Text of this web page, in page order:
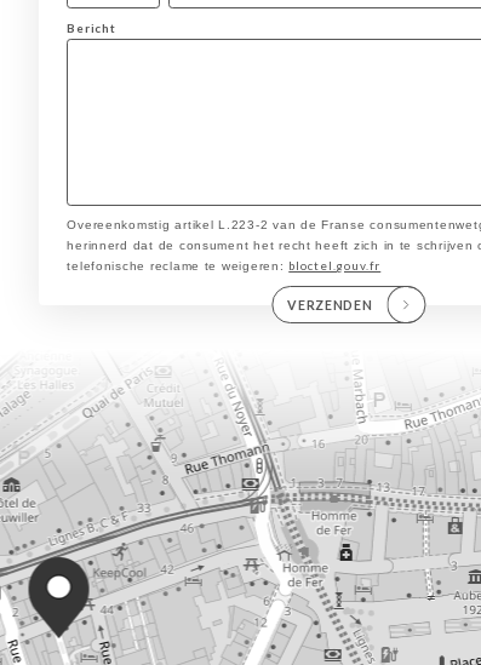
Bericht
Overeenkomstig artikel L.223-2 van de Franse
herinnerd dat de consument het recht heeft zich in te schrijven
telefonische reclame te weigeren: bloctel.gouv.fr
VERZENDEN